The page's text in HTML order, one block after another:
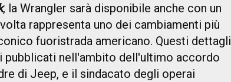
, la Wrangler sarà disponibile anche con un
rappresenta uno dei cambiamenti più
fuoristrada americano. Questi dettagli
pubblicati nell'ambito dell'ultimo accordo
di Jeep, e il sindacato degli operai